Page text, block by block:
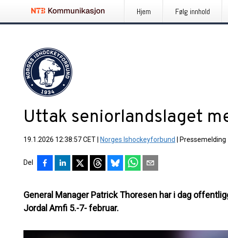
Hjem Følg innhold
Uttak seniorlandslaget
19.1.2026 12:38:57 CET Norges Ishockeyforbund Pressemelding
Del
General Manager Patrick Thoresen har i dag
Jordal Amfi 5.-7- februar.